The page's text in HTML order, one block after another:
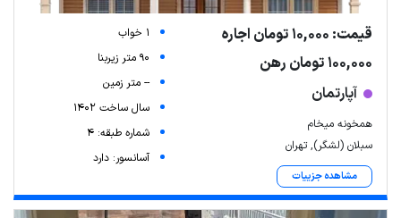
قیمت: 10,000 تومان اجاره
100,000 تومان رهن
آپارتمان
همخونه میخام
سبلان (لشگر), تهران
مشاهده جزییات
1 خواب
90 متر زیربنا
-- متر زمین
سال ساخت 1402
شماره طبقه: 4
آسانسور: دارد